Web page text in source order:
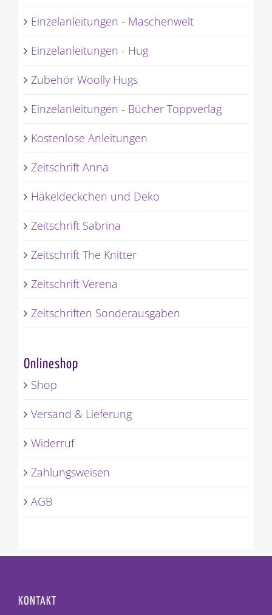
Einzelanleitungen - Maschenwelt
Einzelanleitungen - Hug
Zubehör Woolly Hugs
Einzelanleitungen - Bücher Toppverlag
Kostenlose Anleitungen
Zeitschrift Anna
Häkeldeckchen und Deko
Zeitschrift Sabrina
Zeitschrift The Knitter
Zeitschrift Verena
Zeitschriften Sonderausgaben
Onlineshop
Shop
Versand & Lieferung
Widerruf
Zahlungsweisen
AGB
KONTAKT